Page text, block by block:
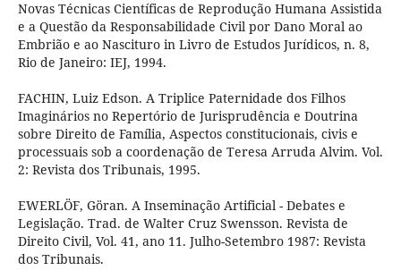
Novas Técnicas Científicas de Reprodução Humana Assistida
e a Questão da Responsabilidade Civil por Dano Moral ao
Embrião e ao Nascituro in Livro de Estudos Jurídicos, n. 8,
Rio de Janeiro: IEJ, 1994.
FACHIN, Luiz Edson. A Triplice Paternidade dos Filhos
Imaginários no Repertório de Jurisprudência e Doutrina
sobre Direito de Família, Aspectos constitucionais, civis e
processuais sob a coordenação de Teresa Arruda Alvim. Vol.
2: Revista dos Tribunais, 1995.
EWERLÖF, Göran. A Inseminação Artificial - Debates e
Legislação. Trad. de Walter Cruz Swensson. Revista de
Direito Civil, Vol. 41, ano 11. Julho-Setembro 1987: Revista
dos Tribunais.